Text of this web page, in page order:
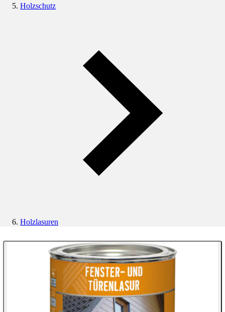
Holzschutz
Holzlasuren